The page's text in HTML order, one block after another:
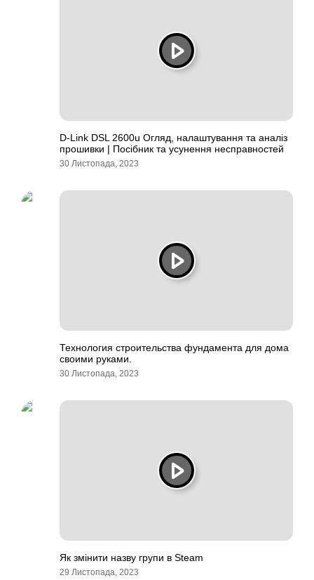
D-Link DSL 2600u Огляд, налаштування та аналіз
прошивки | Посібник та усунення несправностей
30 Листопада, 2023
Технология строительства фундамента для дома
своими руками.
30 Листопада, 2023
Як змінити назву групи в Steam
29 Листопада, 2023